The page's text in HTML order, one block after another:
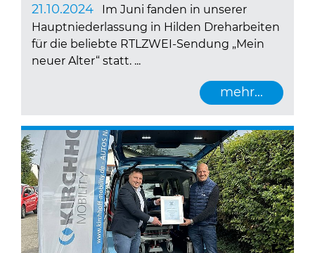
21.10.2024
Im Juni fanden in unserer
Hauptniederlassung in Hilden Dreharbeiten
für die beliebte RTLZWEI-Sendung „Mein
neuer Alter“ statt. ...
mehr...